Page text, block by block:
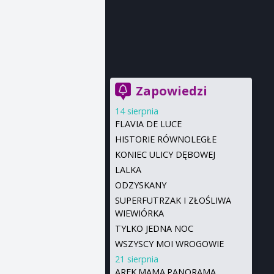
Zapowiedzi
14 sierpnia
FLAVIA DE LUCE
HISTORIE RÓWNOLEGŁE
KONIEC ULICY DĘBOWEJ
LALKA
ODZYSKANY
SUPERFUTRZAK I ZŁOŚLIWA
WIEWIÓRKA
TYLKO JEDNA NOC
WSZYSCY MOI WROGOWIE
21 sierpnia